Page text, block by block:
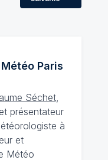
Paris
Séchet,
et présentateur
à
et
Météo